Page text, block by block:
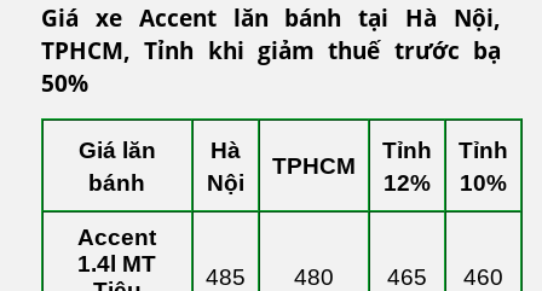
Giá xe Accent lăn bánh tại Hà Nội,
TPHCM, Tỉnh khi giảm thuế trước bạ
50%
Giá lăn
bánh
Hà
Nội
TPHCM
Tỉnh
12%
Tỉnh
10%
Accent
1.4l MT
485 480 465 460